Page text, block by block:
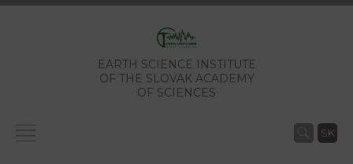
EARTH SCIENCE INSTITUTE
OF THE SLOVAK ACADEMY
OF SCIENCES
SK